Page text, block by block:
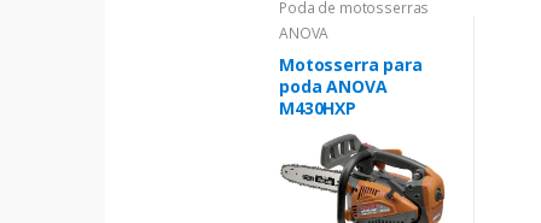
Poda de motosserras
ANOVA
Motosserra para
poda ANOVA
M430HXP